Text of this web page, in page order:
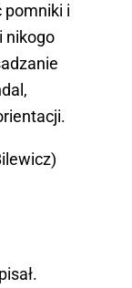
pomniki i
nikogo